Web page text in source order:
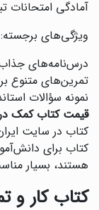
آمادگی امتحانات
ویژگی‌های برجسته:
درس‌نامه‌های جذاب
تمرین‌های متنوع
نمونه سؤالات
قیمت کتاب کمک
کتاب در سایت
کتاب برای
هستند، بسیار
کتاب کار و